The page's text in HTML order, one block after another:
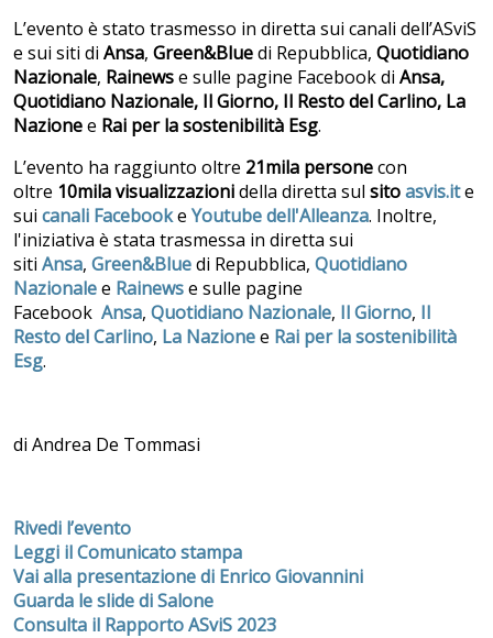
L’evento è stato trasmesso in diretta sui canali dell’ASviS
e sui siti di Ansa, Green&Bluedi Repubblica, Quotidiano
Nazionale, Rainewse sulle pagine Facebook di Ansa,
Quotidiano Nazionale, Il Giorno, Il Resto del Carlino, La
Nazionee Rai per la sostenibilità Esg.
L’evento ha raggiunto oltre 21mila personecon
oltre 10mila visualizzazionidella diretta sul sitoasvis.ite
sui canali Facebooke Youtube dell'Alleanza. Inoltre,
l'iniziativa è stata trasmessa in diretta sui
siti Ansa, Green&Bluedi Repubblica, Quotidiano
Nazionalee Rainewse sulle pagine
Facebook Ansa, Quotidiano Nazionale, Il Giorno, Il
Resto del Carlino, La Nazionee Rai per la sostenibilità
Esg.
di Andrea De Tommasi
Rivedi l’evento
Leggi il Comunicato stampa
Vai alla presentazione di Enrico Giovannini
Guarda le slide di Salone
Consulta il Rapporto ASviS 2023